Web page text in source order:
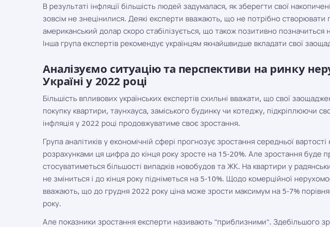
В результаті інфляції більшість людей задумалася, як зберегти свої
зовсім не знецінилися. Деякі експерти вважають, що не потрібно створювати
американський долар скоро стабілізується, що також позитивно позначиться
Інша група експертів рекомендує українцям якнайшвидше вкладати свої
Аналізуємо ситуацію та перспективи на ринку
Україні у 2022 році
Більшість впливових українських експертів схильні вважати, що свої
покупку квартири, таунхауса, заміського будинку чи котеджу, підкріплюючи
інфляція у 2022 році продовжуватиме своє зростання.
Група аналітиків у економічній сфері прогнозує зростання середньої
розрахунками ця цифра до кінця року зросте на 15-20%. Але зростання буде
стосуватиметься більшості випадків новобудов та ЖК. На квартири у
не зміниться і до кінця року підніметься на 5-10%. Щодо комерційної
вважають, що до грудня 2022 року ціна може зрости максимум на 5-7%
року.
Але показники зростання експерти називають "приблизними". Здебільшого